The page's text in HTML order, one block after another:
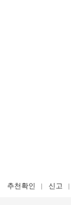
추천확인 신고